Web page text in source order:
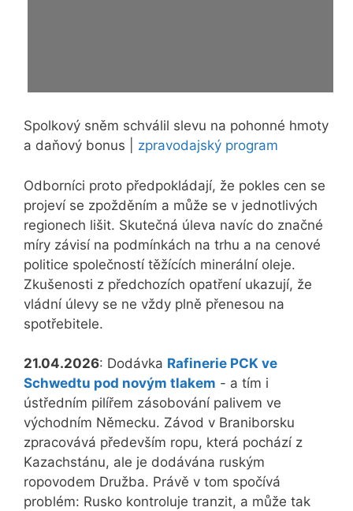
Spolkový sněm schválil slevu na pohonné hmoty
a daňový bonus | zpravodajský program
Odborníci proto předpokládají, že pokles cen se
projeví se zpožděním a může se v jednotlivých
regionech lišit. Skutečná úleva navíc do značné
míry závisí na podmínkách na trhu a na cenové
politice společností těžících minerální oleje.
Zkušenosti z předchozích opatření ukazují, že
vládní úlevy se ne vždy plně přenesou na
spotřebitele.
21.04.2026: Dodávka Rafinerie PCK ve
Schwedtu pod novým tlakem - a tím i
ústředním pilířem zásobování palivem ve
východním Německu. Závod v Braniborsku
zpracovává především ropu, která pochází z
Kazachstánu, ale je dodávána ruským
ropovodem Družba. Právě v tom spočívá
problém: Rusko kontroluje tranzit, a může tak